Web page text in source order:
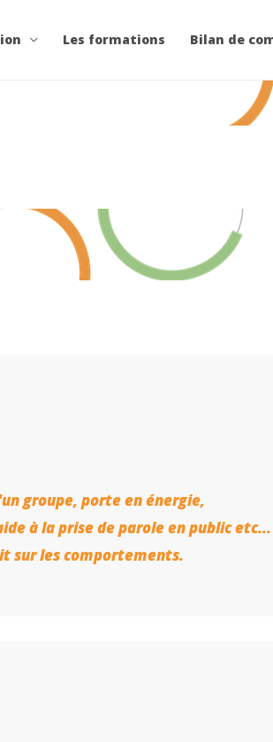
Les formations Bilan de
groupe, porte en énergie,
à la prise de parole en public etc...
sur les comportements.